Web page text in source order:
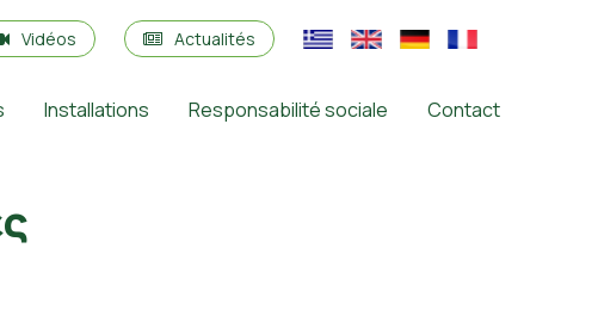
Vidéos Actualités
Installations Responsabilité sociale Contact